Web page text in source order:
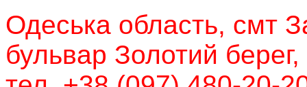
Одеська область, смт
бульвар Золотий